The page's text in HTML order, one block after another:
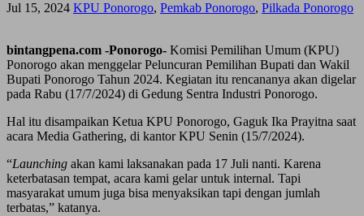
Jul 15, 2024 KPU Ponorogo, Pemkab Ponorogo, Pilkada Ponorogo
bintangpena.com -Ponorogo- Komisi Pemilihan Umum (KPU)
Ponorogo akan menggelar Peluncuran Pemilihan Bupati dan Wakil
Bupati Ponorogo Tahun 2024. Kegiatan itu rencananya akan digelar
pada Rabu (17/7/2024) di Gedung Sentra Industri Ponorogo.
Hal itu disampaikan Ketua KPU Ponorogo, Gaguk Ika Prayitna saat
acara Media Gathering, di kantor KPU Senin (15/7/2024).
“Launching akan kami laksanakan pada 17 Juli nanti. Karena
keterbatasan tempat, acara kami gelar untuk internal. Tapi
masyarakat umum juga bisa menyaksikan tapi dengan jumlah
terbatas,” katanya.